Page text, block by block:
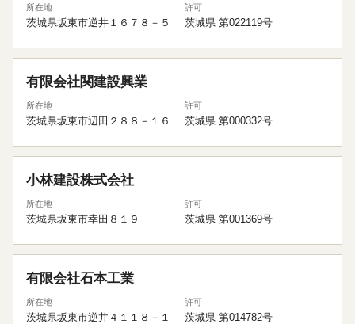
所在地
茨城県坂東市逆井１６７８－５
許可
茨城県 第022119号
有限会社関建設興業
所在地
茨城県坂東市辺田２８８－１６
許可
茨城県 第000332号
小林建設株式会社
所在地
茨城県坂東市幸田８１９
許可
茨城県 第001369号
有限会社石本工業
所在地
茨城県坂東市逆井４１１８－１
許可
茨城県 第014782号